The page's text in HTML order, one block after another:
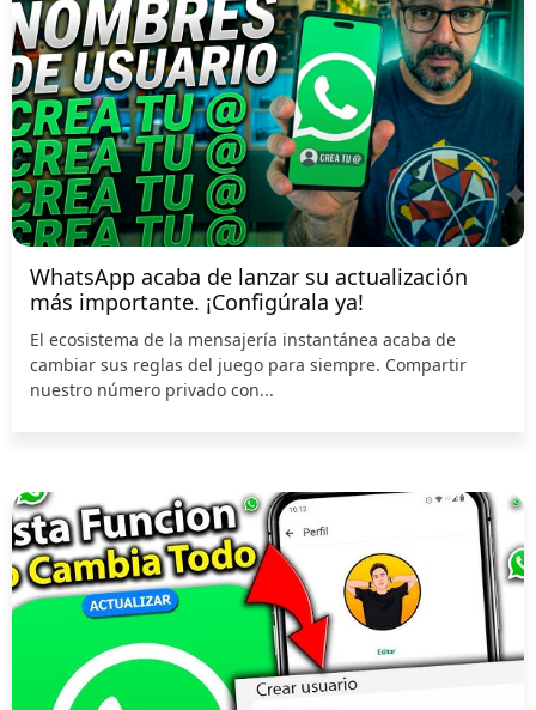
WhatsApp acaba de lanzar su actualización
más importante. ¡Configúrala ya!
El ecosistema de la mensajería instantánea acaba de
cambiar sus reglas del juego para siempre. Compartir
nuestro número privado con...